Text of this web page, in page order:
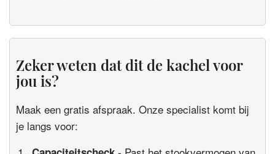
Zeker weten dat dit de kachel voor
jou is?
Maak een gratis afspraak. Onze specialist komt bij
je langs voor: